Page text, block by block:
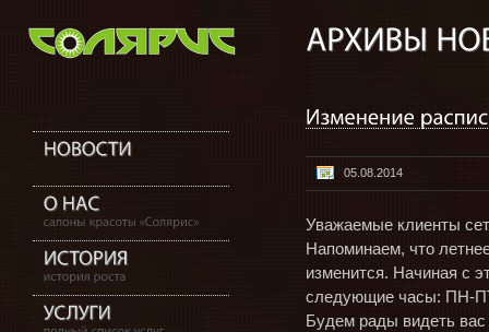
05.08.2014
Уважаемые клиенты
Напоминаем, что
изменится. Начиная с
следующие часы: ПН-
Будем рады видеть